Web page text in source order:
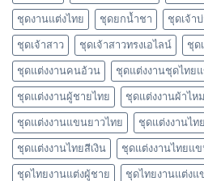
ชุดงานแต่งไทย ชุดยกน้ำชา ชุดเจ้า
ชุดเจ้าสาว ชุดเจ้าสาวทรงเอไลน์ ชุด
ชุดแต่งงานคนอ้วน ชุดแต่งงานชุดไทย
ชุดแต่งงานผู้ชายไทย ชุดแต่งงานผ้าไห
ชุดแต่งงานแขนยาวไทย ชุดแต่งงานไทย
ชุดแต่งงานไทยสีเงิน ชุดแต่งงานไทยแ
ชุดไทยงานแต่งผู้ชาย ชุดไทยงานแต่งแ